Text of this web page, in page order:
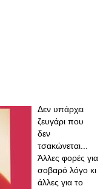
Δεν υπάρχει
ζευγάρι που
δεν
τσακώνεται...
Άλλες φορές για
σοβαρό λόγο κι
άλλες για το